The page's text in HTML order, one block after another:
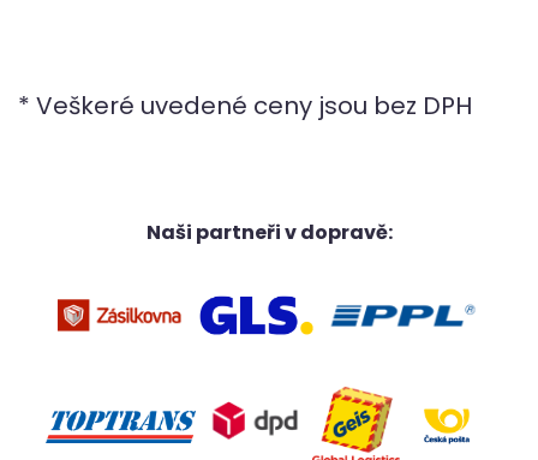
* Veškeré uvedené ceny jsou bez DPH
Naši partneři v dopravě: